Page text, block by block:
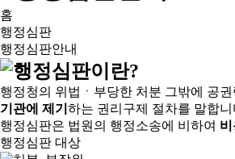
홈
행정심판
행정심판안내
행정청의 위법ㆍ부당한 처분 그밖에 공
기관에 제기 하는 권리구제 절차를 말합니
행정심판은 법원의 행정소송에 비하여
행정심판 대상